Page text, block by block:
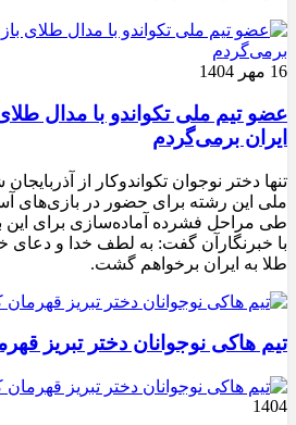
16 مهر 1404
عضو تیم ملی تکواندو با مدال
ایران برمی‌گردم
تنها دختر نوجوان تکواندوکار از
ملی این رشته برای حضور در بازی‌های
طی مراحل فشرده آماده‌سازی برای این
با خبرنگارآن گفت: به لطف خدا و دعای
طلا به ایران برخواهم گشت.
تیم هاکی نوجوانان دختر تبریز
1404